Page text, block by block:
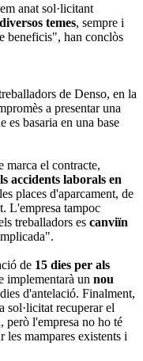
anat sol·licitant
temes, sempre i
beneficis", han conclòs
de Denso, en la
a presentar una
es basaria en una base
marca el contracte,
accidents laborals en
places d'aparcament, de
L'empresa tampoc
treballadors es canviïn
de 15 dies per als
implementarà un nou
d'antelació. Finalment,
sol·licitat recuperar el
però l'empresa no ho té
les mampares existents i